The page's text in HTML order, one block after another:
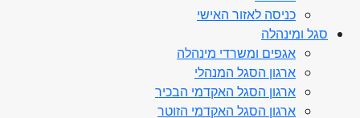
כניסה לאזור האישי
סגל ומינהלה
אגפים ומשרדי מינהלה
ארגון הסגל המנהלי
ארגון הסגל האקדמי הבכיר
ארגון הסגל האקדמי הזוטר